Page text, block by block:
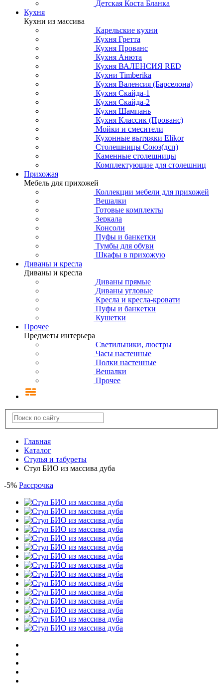
Детская Коста Бланка
Кухня
Кухни из массива
Карельские кухни
Кухня Гретта
Кухня Прованс
Кухня Анюта
Кухня ВАЛЕНСИЯ RED
Кухни Timberika
Кухня Валенсия (Барселона)
Кухня Скайда-1
Кухня Скайда-2
Кухня Шампань
Кухня Классик (Прованс)
Мойки и смесители
Кухонные вытяжки Elikor
Столешницы Союз(дсп)
Каменные столешницы
Комплектующие для столешниц
Прихожая
Мебель для прихожей
Коллекции мебели для прихожей
Вешалки
Готовые комплекты
Зеркала
Консоли
Пуфы и банкетки
Тумбы для обуви
Шкафы в прихожую
Диваны и кресла
Диваны и кресла
Диваны прямые
Диваны угловые
Кресла и кресла-кровати
Пуфы и банкетки
Кушетки
Прочее
Предметы интерьера
Светильники, люстры
Часы настенные
Полки настенные
Вешалки
Прочее
Главная
Каталог
Стулья и табуреты
Стул БИО из массива дуба
-5% Рассрочка